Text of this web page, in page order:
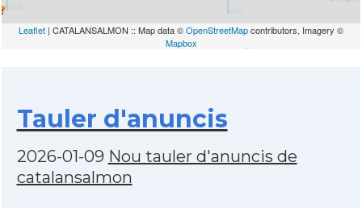
Leaflet | CATALANSALMON :: Map data ©OpenStreetMapcontributors, Imagery ©
Mapbox
Tauler d'anuncis
2026-01-09 Nou tauler d'anuncis de
catalansalmon